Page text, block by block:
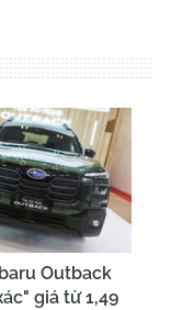
Outback
giá từ 1,49